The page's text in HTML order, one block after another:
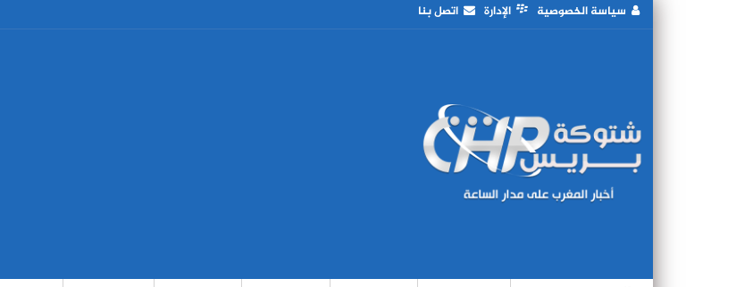
سياسة الخصوصية الإدارة اتصل بنا